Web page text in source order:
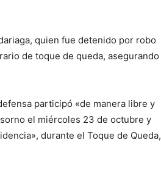
quien fue detenido por robo
de toque de queda, asegurando
participó «de manera libre y
el miércoles 23 de octubre y
durante el Toque de Queda,